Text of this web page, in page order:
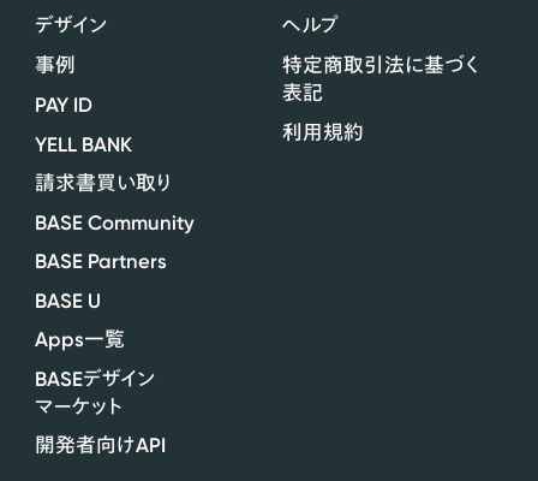
デザイン
事例
PAY ID
YELL BANK
請求書買い取り
BASE Community
BASE Partners
BASE U
Apps一覧
BASEデザイン
マーケット
開発者向けAPI
ヘルプ
特定商取引法に基づく
表記
利用規約